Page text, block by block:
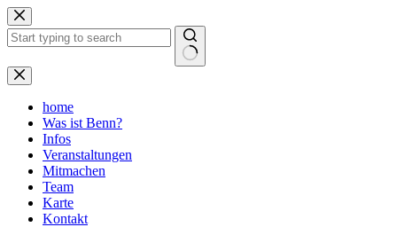
Zum
Inhalt
springen
Keine
Ergebnisse
home
Was ist Benn?
Infos
Veranstaltungen
Mitmachen
Team
Karte
Kontakt